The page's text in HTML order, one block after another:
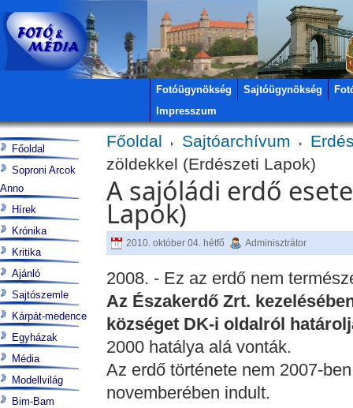
Fotóügynökség Sajtóügynökség
Impresszum
Főoldal Sajtóarchívum
zöldekkel (Erdészeti Lapok)
A sajóládi erdő
Lapok)
2010. október 04. hétfő Adminisztrátor
2008. - Ez az erdő nem
Az Északerdő Zrt.
községet DK-i oldalról
2000 hatálya alá vonták.
Az erdő története nem 2007-
novemberében indult.
Főoldal
Soproni Arcok
Anno
Hírek
Krónika
Kritika
Ajánló
Sajtószemle
Kárpát-medence
Egyházak
Média
Modellvilág
Bim-Bam